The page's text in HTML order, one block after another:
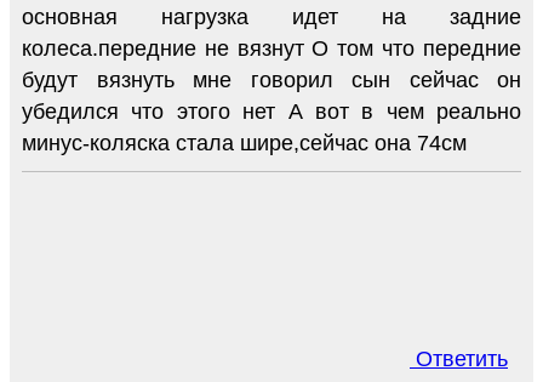
основная нагрузка идет на задние
колеса.передние не вязнут О том что передние
будут вязнуть мне говорил сын сейчас он
убедился что этого нет А вот в чем реально
минус-коляска стала шире,сейчас она 74см
Ответить